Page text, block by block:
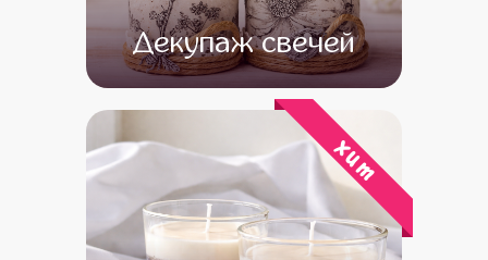
Декупаж свечей
от 14 500 от 12 500
хит